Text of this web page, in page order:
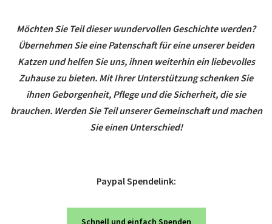
Möchten Sie Teil dieser wundervollen Geschichte werden?
Übernehmen Sie eine Patenschaft für eine unserer beiden
Katzen und helfen Sie uns, ihnen weiterhin ein liebevolles
Zuhause zu bieten. Mit Ihrer Unterstützung schenken Sie
ihnen Geborgenheit, Pflege und die Sicherheit, die sie
brauchen. Werden Sie Teil unserer Gemeinschaft und machen
Sie einen Unterschied!
Paypal Spendelink:
Schnell und einfach Spenden